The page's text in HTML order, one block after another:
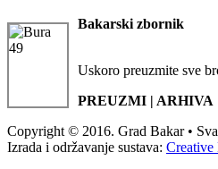
Bakarski zbornik
Uskoro preuzmite sve
PREUZMI | ARHIVA
Copyright © 2016. Grad Bakar •
Izrada i održavanje sustava: Creative